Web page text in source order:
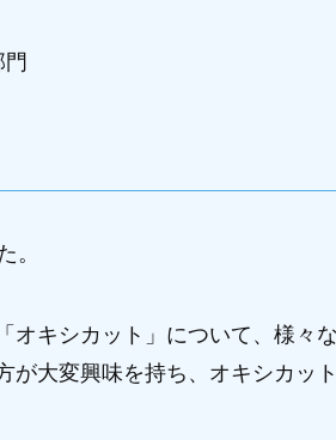
。
オキシカット」について、様々な
が大変興味を持ち、オキシカット